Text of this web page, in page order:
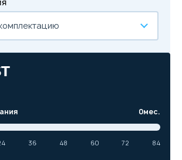
0мес.
36 48 60 72 84